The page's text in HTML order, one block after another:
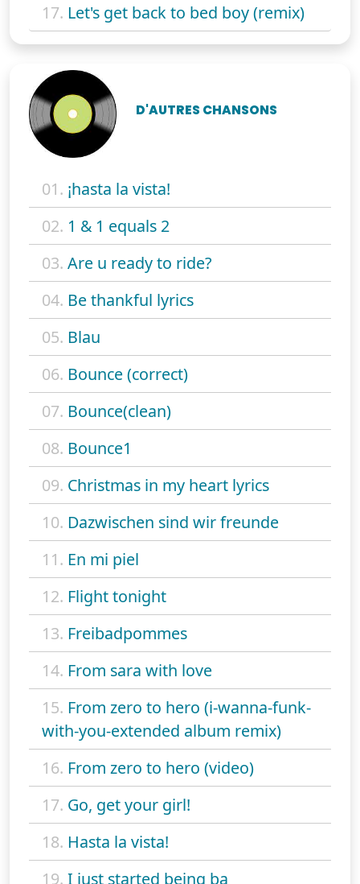
17. Let's get back to bed boy (remix)
D'AUTRES CHANSONS
01. ¡hasta la vista!
02. 1 & 1 equals 2
03. Are u ready to ride?
04. Be thankful lyrics
05. Blau
06. Bounce (correct)
07. Bounce(clean)
08. Bounce1
09. Christmas in my heart lyrics
10. Dazwischen sind wir freunde
11. En mi piel
12. Flight tonight
13. Freibadpommes
14. From sara with love
15. From zero to hero (i-wanna-funk-
with-you-extended album remix)
16. From zero to hero (video)
17. Go, get your girl!
18. Hasta la vista!
19. I just started being ba